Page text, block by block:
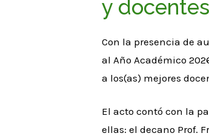
y
Con la presencia de
al Año Académico
a los(as) mejores
El acto contó con la
ellas: el decano Prof.